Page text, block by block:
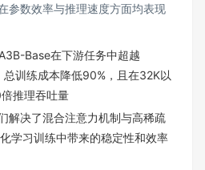
数效率与推理速度方面均表现
Base在下游任务中超越
训练成本降低90%，且在32K以
推理吞吐量
解决了混合注意力机制与高稀疏
学习训练中带来的稳定性和效率